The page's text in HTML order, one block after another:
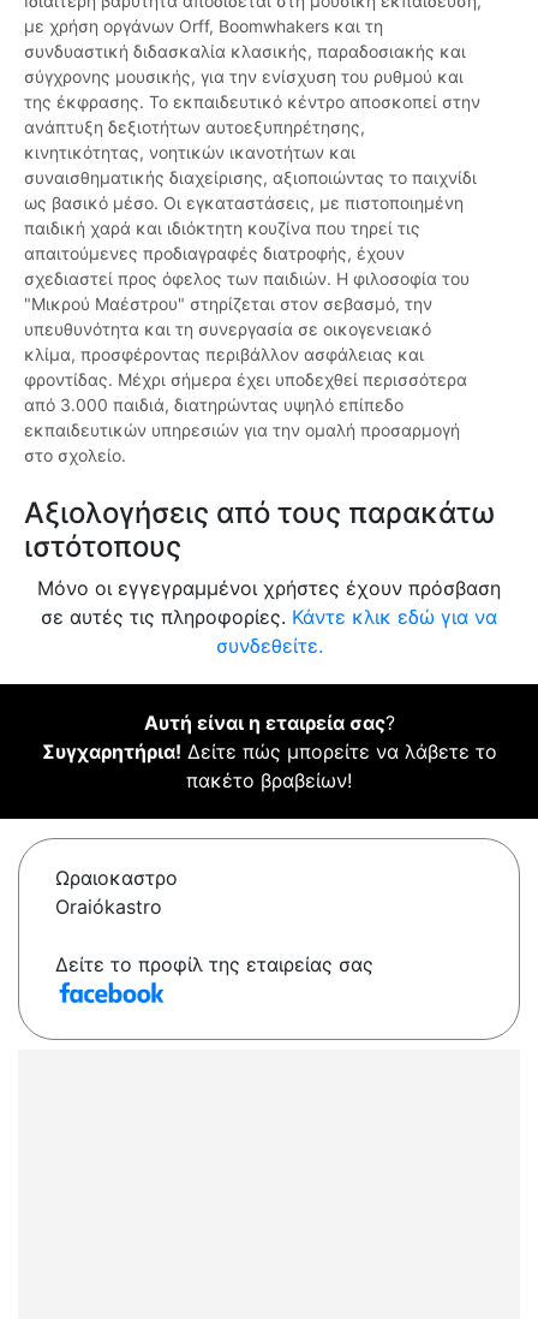
με χρήση οργάνων Orff, Boomwhakers και τη
συνδυαστική διδασκαλία κλασικής, παραδοσιακής και
σύγχρονης μουσικής, για την ενίσχυση του ρυθμού και
της έκφρασης. Το εκπαιδευτικό κέντρο αποσκοπεί στην
ανάπτυξη δεξιοτήτων αυτοεξυπηρέτησης,
κινητικότητας, νοητικών ικανοτήτων και
συναισθηματικής διαχείρισης, αξιοποιώντας το παιχνίδι
ως βασικό μέσο. Οι εγκαταστάσεις, με πιστοποιημένη
παιδική χαρά και ιδιόκτητη κουζίνα που τηρεί τις
απαιτούμενες προδιαγραφές διατροφής, έχουν
σχεδιαστεί προς όφελος των παιδιών. Η φιλοσοφία του
"Μικρού Μαέστρου" στηρίζεται στον σεβασμό, την
υπευθυνότητα και τη συνεργασία σε οικογενειακό
κλίμα, προσφέροντας περιβάλλον ασφάλειας και
φροντίδας. Μέχρι σήμερα έχει υποδεχθεί περισσότερα
από 3.000 παιδιά, διατηρώντας υψηλό επίπεδο
εκπαιδευτικών υπηρεσιών για την ομαλή προσαρμογή
στο σχολείο.
Αξιολογήσεις από τους παρακάτω
ιστότοπους
Μόνο οι εγγεγραμμένοι χρήστες έχουν πρόσβαση
σε αυτές τις πληροφορίες. Κάντε κλικ εδώ για να
συνδεθείτε.
Αυτή είναι η εταιρεία σας?
Συγχαρητήρια! Δείτε πώς μπορείτε να λάβετε το
πακέτο βραβείων!
Ωραιοκαστρο
Oraiókastro
Δείτε το προφίλ της εταιρείας σας